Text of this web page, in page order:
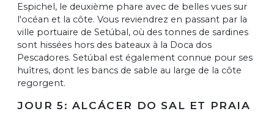
Espichel, le deuxième phare avec de belles vues sur
l'océan et la côte. Vous reviendrez en passant par la
ville portuaire de Setúbal, où des tonnes de sardines
sont hissées hors des bateaux à la Doca dos
Pescadores. Setúbal est également connue pour ses
huîtres, dont les bancs de sable au large de la côte
regorgent.
JOUR 5: ALCÁCER DO SAL ET PRAIA